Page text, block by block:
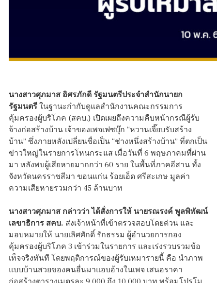
นางสาวศุภมาส อิศรภักดี รัฐมนตรีประจำสำนักนายก
รัฐมนตรี ในฐานะกำกับดูแลสำนักงานคณะกรรมการ
คุ้มครองผู้บริโภค (สคบ.) เปิดเผยถึงความคืบหน้ากรณีผู้รับ
จ้างก่อสร้างบ้าน เจ้าของเพจเฟซบุ๊ก “หวานเจี๊ยบรับสร้าง
บ้าน” ซึ่งภายหลังเปลี่ยนชื่อเป็น “ช่างหนึ่งสร้างบ้าน” ที่ตกเป็น
ข่าวใหญ่ในรายการโหนกระแส เมื่อวันที่ 6 พฤษภาคมที่ผ่าน
มา หลังพบผู้เสียหายมากกว่า 60 ราย ในพื้นที่ภาคอีสาน ทั้ง
จังหวัดนครราชสีมา ขอนแก่น ร้อยเอ็ด ศรีสะเกษ มูลค่า
ความเสียหายรวมกว่า 45 ล้านบาท
นางสาวศุภมาส กล่าวว่า ได้สั่งการให้ นายรณรงค์ พูลพิพัฒน์
เลขาธิการ สคบ. ส่งเจ้าหน้าที่เข้าตรวจสอบโดยด่วน และ
มอบหมายให้ นายเลิศศักดิ์ รักธรรม ผู้อำนวยการกอง
คุ้มครองผู้บริโภค 3 เข้าร่วมในรายการ และเร่งรวบรวมข้อ
เท็จจริงทันที โดยพฤติการณ์ของผู้รับเหมารายนี้ คือ นำภาพ
แบบบ้านสวยของคนอื่นมาแอบอ้างในเพจ เสนอราคา